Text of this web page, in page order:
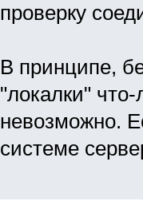
проверку
В принципе,
"локалки" что-
невозможно.
системе